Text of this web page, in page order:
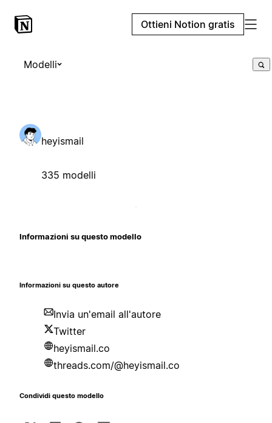
Ottieni Notion gratis
Modelli
heyismail
335 modelli
Informazioni su questo modello
Informazioni su questo autore
Invia un'email all'autore
Twitter
heyismail.co
threads.com/@heyismail.co
Condividi questo modello